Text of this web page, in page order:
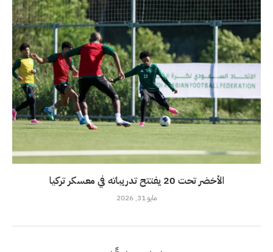
الأخضر تحت 20 يفتتح تدريباته في معسكر تركيا
مايو 31, 2026